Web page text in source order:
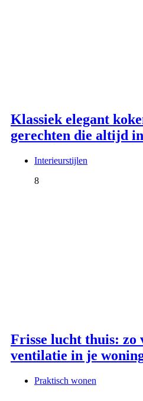
Klassiek elegant
gerechten die altijd
Interieurstijlen
8
Frisse lucht thuis: zo
ventilatie in je
Praktisch wonen